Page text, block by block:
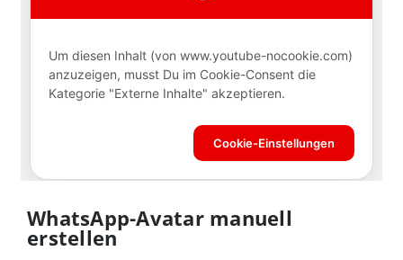
WhatsApp-Avatar manuell
erstellen